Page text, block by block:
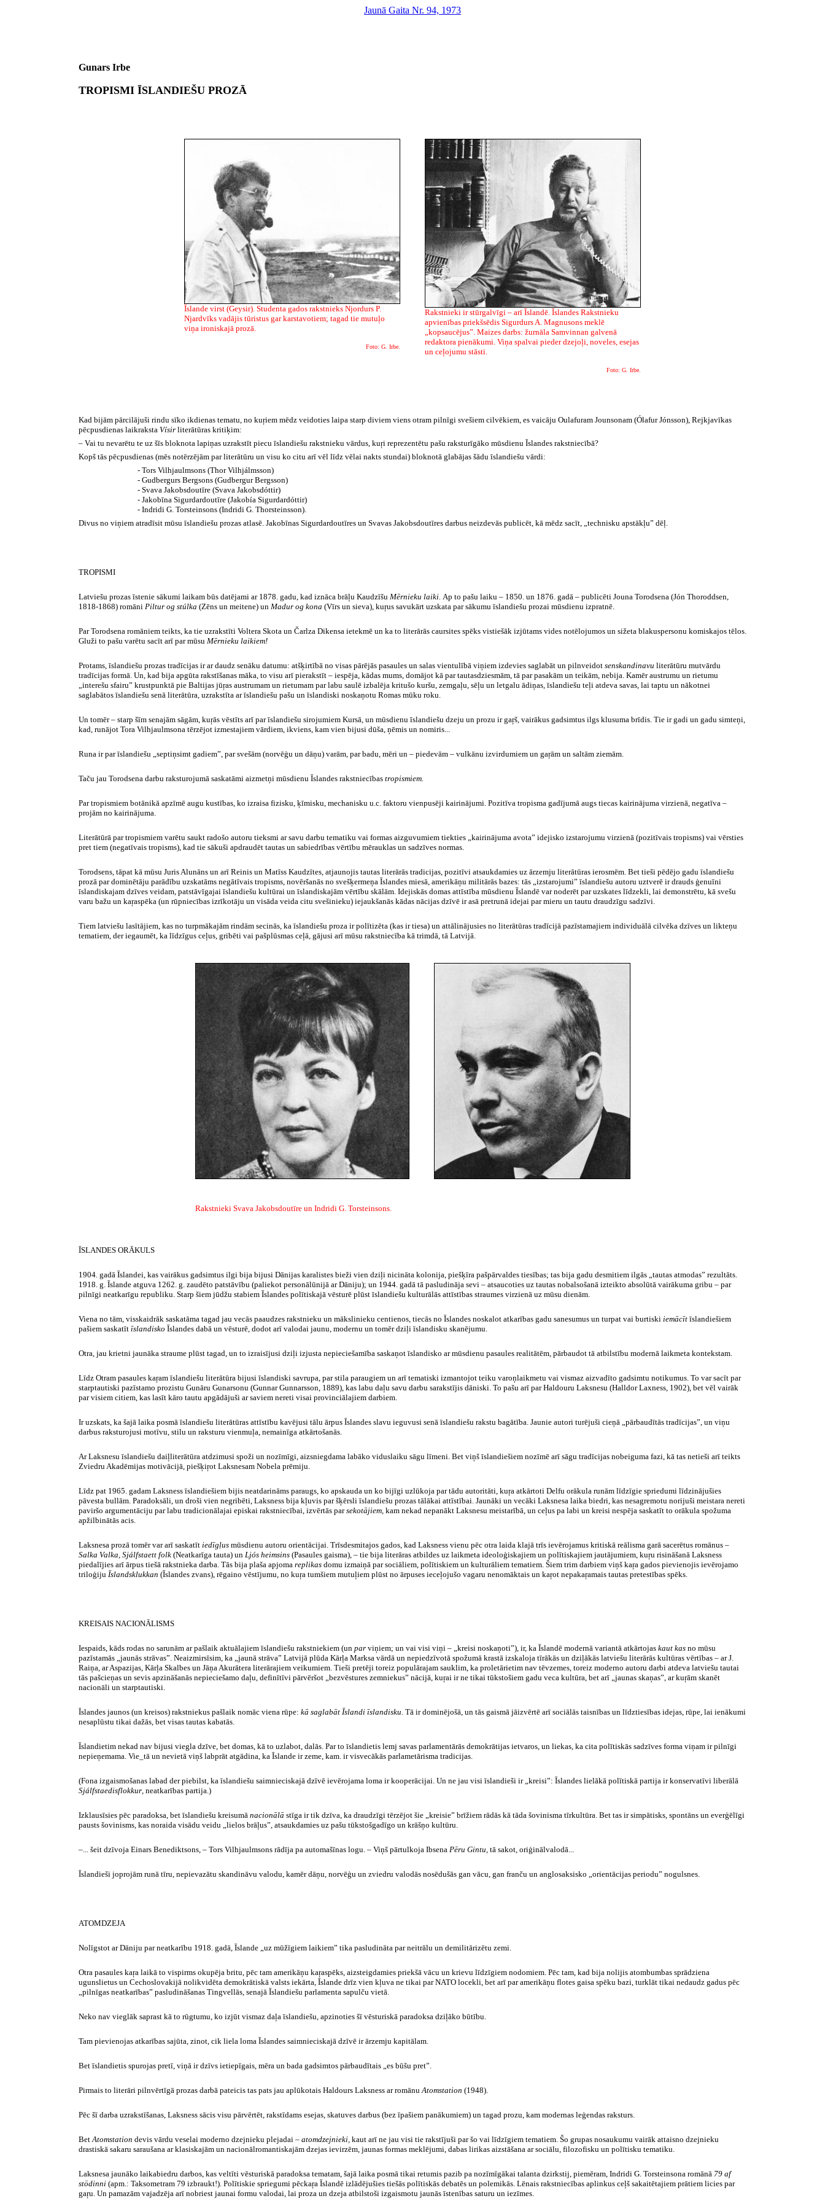
Jaunā Gaita Nr. 94, 1973
Gunars Irbe
TROPISMI ĪSLANDIEŠU PROZĀ
Īslande virst (Geysir). Studenta gados rakstnieks Njordurs P.
Njardvīks vadājis tūristus gar karstavotiem; tagad tie mutuļo
viņa ironiskajā prozā.
Foto: G. Irbe.
Rakstnieki ir stūrgalvīgi – arī Īslandē. Īslandes Rakstnieku
apvienības priekšsēdis Sigurdurs A. Magnusons meklē
„kopsaucējus”. Maizes darbs: žurnāla Samvinnan galvenā
redaktora pienākumi. Viņa spalvai pieder dzejoļi, noveles, esejas
un ceļojumu stāsti.
Foto: G. Irbe.
Kad bijām pārcilājuši rindu sīko ikdienas tematu, no kuŗiem mēdz veidoties laipa starp diviem viens otram pilnīgi svešiem cilvēkiem, es vaicāju Oulafuram Jounsonam (Ólafur Jónsson), Rejkjavīkas
pēcpusdienas laikraksta Vísir literātūras kritiķim:
– Vai tu nevarētu te uz šīs bloknota lapiņas uzrakstīt piecu īslandiešu rakstnieku vārdus, kuŗi reprezentētu pašu raksturīgāko mūsdienu Īslandes rakstniecībā?
Kopš tās pēcpusdienas (mēs notērzējām par literātūru un visu ko citu arī vēl līdz vēlai nakts stundai) bloknotā glabājas šādu īslandiešu vārdi:
- Tors Vilhjaulmsons (Thor Vilhjálmsson)
- Gudbergurs Bergsons (Gudbergur Bergsson)
- Svava Jakobsdoutīre (Svava Jakobsdóttir)
- Jakobīna Sigurdardoutīre (Jakobía Sigurdardóttir)
- Indridi G. Torsteinsons (Indridi G. Thorsteinsson).
Divus no viņiem atradīsit mūsu īslandiešu prozas atlasē. Jakobīnas Sigurdardoutīres un Svavas Jakobsdoutīres darbus neizdevās publicēt, kā mēdz sacīt, „technisku apstākļu” dēļ.
TROPISMI
Latviešu prozas īstenie sākumi laikam būs datējami ar 1878. gadu, kad iznāca brāļu Kaudzīšu Mērnieku laiki. Ap to pašu laiku – 1850. un 1876. gadā – publicēti Jouna Torodsena (Jón Thoroddsen,
1818-1868) romāni Piltur og stúlka (Zēns un meitene) un Madur og kona (Vīrs un sieva), kuŗus savukārt uzskata par sākumu īslandiešu prozai mūsdienu izpratnē.
Par Torodsena romāniem teikts, ka tie uzrakstīti Voltera Skota un Čarlza Dikensa ietekmē un ka to literārās caursites spēks vistiešāk izjūtams vides notēlojumos un sižeta blakuspersonu komiskajos tēlos.
Gluži to pašu varētu sacīt arī par mūsu Mērnieku laikiem!
Protams, īslandiešu prozas tradīcijas ir ar daudz senāku datumu: atšķirtībā no visas pārējās pasaules un salas vientulībā viņiem izdevies saglabāt un pilnveidot senskandinavu literātūru mutvārdu
tradīcijas formā. Un, kad bija apgūta rakstīšanas māka, to visu arī pierakstīt – iespēja, kādas mums, domājot kā par tautasdziesmām, tā par pasakām un teikām, nebija. Kamēr austrumu un rietumu
„interešu sfairu” krustpunktā pie Baltijas jūŗas austrumam un rietumam par labu saulē izbalēja kritušo kuršu, zemgaļu, sēļu un letgalu ādiņas, īslandiešu teļi atdeva savas, lai taptu un nākotnei
saglabātos īslandiešu senā literātūra, uzrakstīta ar īslandiešu pašu un īslandiski noskaņotu Romas mūku roku.
Un tomēr – starp šīm senajām sāgām, kuŗās vēstīts arī par īslandiešu sirojumiem Kursā, un mūsdienu īslandiešu dzeju un prozu ir gaŗš, vairākus gadsimtus ilgs klusuma brīdis. Tie ir gadi un gadu simteņi,
kad, runājot Tora Vilhjaulmsona tērzējot izmestajiem vārdiem, ikviens, kam vien bijusi dūša, ņēmis un nomiris...
Runa ir par īslandiešu „septiņsimt gadiem”, par svešām (norvēģu un dāņu) varām, par badu, mēri un – piedevām – vulkānu izvirdumiem un gaŗām un saltām ziemām.
Taču jau Torodsena darbu raksturojumā saskatāmi aizmetņi mūsdienu Īslandes rakstniecības tropismiem.
Par tropismiem botānikā apzīmē augu kustības, ko izraisa fizisku, ķīmisku, mechanisku u.c. faktoru vienpusēji kairinājumi. Pozitīva tropisma gadījumā augs tiecas kairinājuma virzienā, negatīva –
projām no kairinājuma.
Literātūrā par tropismiem varētu saukt radošo autoru tieksmi ar savu darbu tematiku vai formas aizguvumiem tiekties „kairinājuma avota” idejisko izstarojumu virzienā (pozitīvais tropisms) vai vērsties
pret tiem (negatīvais tropisms), kad tie sākuši apdraudēt tautas un sabiedrības vērtību mērauklas un sadzīves normas.
Torodsens, tāpat kā mūsu Juris Alunāns un arī Reinis un Matīss Kaudzītes, atjaunojis tautas literārās tradicijas, pozitīvi atsaukdamies uz ārzemju literātūras ierosmēm. Bet tieši pēdējo gadu īslandiešu
prozā par dominētāju parādību uzskatāms negātīvais tropisms, novēršanās no svešķermeņa Īslandes miesā, amerikāņu militārās bazes: tās „izstarojumi” īslandiešu autoru uztverē ir drauds ģenuīni
īslandiskajam dzīves veidam, patstāvīgajai īslandiešu kultūrai un īslandiskajām vērtību skālām. Idejiskās domas attīstība mūsdienu Īslandē var noderēt par uzskates līdzekli, lai demonstrētu, kā svešu
varu bažu un kaŗaspēka (un rūpniecības izrīkotāju un visāda veida citu svešinieku) iejaukšanās kādas nācijas dzīvē ir asā pretrunā idejai par mieru un tautu draudzīgu sadzīvi.
Tiem latviešu lasītājiem, kas no turpmākajām rindām secinās, ka īslandiešu proza ir polītizēta (kas ir tiesa) un attālinājusies no literātūras tradīcijā pazīstamajiem individuālā cilvēka dzīves un likteņu
tematiem, der iegaumēt, ka līdzīgus ceļus, gribēti vai pašplūsmas ceļā, gājusi arī mūsu rakstniecība kā trimdā, tā Latvijā.
Rakstnieki Svava Jakobsdoutīre un Indridi G. Torsteinsons.
ĪSLANDES ORĀKULS
1904. gadā Īslandei, kas vairākus gadsimtus ilgi bija bijusi Dānijas karalistes bieži vien dziļi nicināta kolonija, piešķīra pašpārvaldes tiesības; tas bija gadu desmitiem ilgās „tautas atmodas” rezultāts.
1918. g. Īslande atguva 1262. g. zaudēto patstāvību (paliekot personālūnijā ar Dāniju); un 1944. gadā tā pasludināja sevi – atsaucoties uz tautas nobalsošanā izteikto absolūtā vairākuma gribu – par
pilnīgi neatkarīgu republiku. Starp šiem jūdžu stabiem Īslandes polītiskajā vēsturē plūst īslandiešu kulturālās attīstības straumes virzienā uz mūsu dienām.
Viena no tām, visskaidrāk saskatāma tagad jau vecās paaudzes rakstnieku un mākslinieku centienos, tiecās no Īslandes noskalot atkarības gadu sanesumus un turpat vai burtiski iemācītīslandiešiem
pašiem saskatīt īslandisko Īslandes dabā un vēsturē, dodot arī valodai jaunu, modernu un tomēr dziļi īslandisku skanējumu.
Otra, jau krietni jaunāka straume plūst tagad, un to izraisījusi dziļi izjusta nepieciešamība saskaņot īslandisko ar mūsdienu pasaules realitātēm, pārbaudot tā atbilstību modernā laikmeta kontekstam.
Līdz Otram pasaules kaŗam īslandiešu literātūra bijusi īslandiski savrupa, par stila paraugiem un arī tematiski izmantojot teiku varoņlaikmetu vai vismaz aizvadīto gadsimtu notikumus. To var sacīt par
starptautiski pazīstamo prozistu Gunāru Gunarsonu (Gunnar Gunnarsson, 1889), kas labu daļu savu darbu sarakstījis dāniski. To pašu arī par Haldouru Laksnesu (Halldor Laxness, 1902), bet vēl vairāk
par visiem citiem, kas lasīt kāro tautu apgādājuši ar saviem nereti visai provinciālajiem darbiem.
Ir uzskats, ka šajā laika posmā īslandiešu literātūras attīstību kavējusi tālu ārpus Īslandes slavu ieguvusi senā īslandiešu rakstu bagātība. Jaunie autori turējuši cieņā „pārbaudītās tradīcijas”, un viņu
darbus raksturojusi motīvu, stilu un raksturu vienmuļa, nemainīga atkārtošanās.
Ar Laksnesu īslandiešu daiļliterātūra atdzimusi spoži un nozīmīgi, aizsniegdama labāko viduslaiku sāgu līmeni. Bet viņš īslandiešiem nozīmē arī sāgu tradīcijas nobeiguma fazi, kā tas netieši arī teikts
Zviedru Akadēmijas motivācijā, piešķiŗot Laksnesam Nobela prēmiju.
Līdz pat 1965. gadam Laksness īslandiešiem bijis neatdarināms paraugs, ko apskauda un ko bijīgi uzlūkoja par tādu autoritāti, kuŗa atkārtoti Delfu orākula runām līdzīgie spriedumi līdzinājušies
pāvesta bullām. Paradoksāli, un droši vien negribēti, Laksness bija kļuvis par šķērsli īslandiešu prozas tālākai attīstībai. Jaunāki un vecāki Laksnesa laika biedri, kas nesagremotu norijuši meistara nereti
paviršo argumentāciju par labu tradicionālajai episkai rakstniecībai, izvērtās parsekotājiem, kam nekad nepanākt Laksnesu meistarībā, un ceļus pa labi un kreisi nespēja saskatīt to orākula spožuma
apžilbinātās acis.
Laksnesa prozā tomēr var arī saskatīt iedīgļus mūsdienu autoru orientācijai. Trīsdesmitajos gados, kad Laksness vienu pēc otra laida klajā trīs ievērojamus kritiskā reālisma garā sacerētus romānus –
Salka Valka, Sjálfstaett folk (Neatkarīga tauta) un Ljós heimsins (Pasaules gaisma), – tie bija literāras atbildes uz laikmeta ideoloģiskajiem un polītiskajiem jautājumiem, kuŗu risināšanā Laksness
piedalījies arī ārpus tiešā rakstnieka darba. Tās bija plaša apjoma replikas domu izmaiņā par sociāliem, polītiskiem un kulturāliem tematiem. Šiem trim darbiem viņš kaŗa gados pievienojis ievērojamo
triloģiju Īslandsklukkan (Īslandes zvans), rēgaino vēstījumu, no kuŗa tumšiem mutuļiem plūst no ārpuses ieceļojušo vagaru nenomāktais un kaŗot nepakaŗamais tautas pretestības spēks.
KREISAIS NACIONĀLISMS
Iespaids, kāds rodas no sarunām ar pašlaik aktuālajiem īslandiešu rakstniekiem (un par viņiem; un vai visi viņi – „kreisi noskaņoti”), ir, ka Īslandē modernā variantā atkārtojas kaut kas no mūsu
pazīstamās „jaunās strāvas”. Neaizmirsīsim, ka „jaunā strāva” Latvijā plūda Kārļa Marksa vārdā un nepiedzīvotā spožumā krastā izskaloja tīrākās un dziļākās latviešu literārās kultūras vērtības – ar J.
Raiņa, ar Aspazijas, Kārļa Skalbes un Jāņa Akurātera literārajiem veikumiem. Tieši pretēji toreiz populārajam sauklim, ka proletārietim nav tēvzemes, toreiz moderno autoru darbi atdeva latviešu tautai
tās pašcieņas un sevis apzināšanās nepieciešamo daļu, definītīvi pārvēršot „bezvēstures zemniekus” nācijā, kuŗai ir ne tikai tūkstošiem gadu veca kultūra, bet arī „jaunas skaņas”, ar kuŗām skanēt
nacionāli un starptautiski.
Īslandes jaunos (un kreisos) rakstniekus pašlaik nomāc viena rūpe: kā saglabāt Īslandi īslandisku. Tā ir dominējošā, un tās gaismā jāizvērtē arī sociālās taisnības un līdztiesības idejas, rūpe, lai ienākumi
nesaplūstu tikai dažās, bet visas tautas kabatās.
Īslandietim nekad nav bijusi viegla dzīve, bet domas, kā to uzlabot, dalās. Par to īslandietis lemj savas parlamentārās demokrātijas ietvaros, un liekas, ka cita polītiskās sadzīves forma viņam ir pilnīgi
nepieņemama. Vie_tā un nevietā viņš labprāt atgādina, ka Īslande ir zeme, kam. ir visvecākās parlametārisma tradicijas.
(Fona izgaismošanas labad der piebilst, ka īslandiešu saimnieciskajā dzīvē ievērojama loma ir kooperācijai. Un ne jau visi īslandieši ir „kreisi”: Īslandes lielākā polītiskā partija ir konservatīvi liberālā
Sjálfstaedisflokkur, neatkarības partija.)
Izklausīsies pēc paradoksa, bet īslandiešu kreisumā nacionālā stīga ir tik dzīva, ka draudzīgi tērzējot šie „kreisie” brīžiem rādās kā tāda šovinisma tīrkultūra. Bet tas ir simpātisks, spontāns un everģēlīgi
pausts šovinisms, kas noraida visādu veidu „lielos brāļus”, atsaukdamies uz pašu tūkstošgadīgo un krāšņo kultūru.
–... šeit dzīvoja Einars Benediktsons, – Tors Vilhjaulmsons rādīja pa automašīnas logu. – Viņš pārtulkoja Ibsena Pēru Gintu, tā sakot, oriģinālvalodā...
Īslandieši joprojām runā tīru, nepievazātu skandināvu valodu, kamēr dāņu, norvēģu un zviedru valodās nosēdušās gan vācu, gan franču un anglosaksisko „orientācijas periodu” nogulsnes.
ATOMDZEJA
Nolīgstot ar Dāniju par neatkarību 1918. gadā, Īslande „uz mūžīgiem laikiem” tika pasludināta par neitrālu un demilitārizētu zemi.
Otra pasaules kaŗa laikā to vispirms okupēja britu, pēc tam amerikāņu kaŗaspēks, aizsteigdamies priekšā vācu un krievu līdzīgiem nodomiem. Pēc tam, kad bija nolijis atombumbas sprādziena
ugunslietus un Cechoslovakijā nolikvidēta demokrātiskā valsts iekārta, Īslande drīz vien kļuva ne tikai par NATO locekli, bet arī par amerikāņu flotes gaisa spēku bazi, turklāt tikai nedaudz gadus pēc
„pilnīgas neatkarības” pasludināšanas Tingvellās, senajā Īslandiešu parlamenta sapulču vietā.
Neko nav vieglāk saprast kā to rūgtumu, ko izjūt vismaz daļa īslandiešu, apzinoties šī vēsturiskā paradoksa dziļāko būtību.
Tam pievienojas atkarības sajūta, zinot, cik liela loma Īslandes saimnieciskajā dzīvē ir ārzemju kapitālam.
Bet īslandietis spurojas pretī, viņā ir dzīvs ietiepīgais, mēra un bada gadsimtos pārbaudītais „es būšu pret”.
Pirmais to literāri pilnvērtīgā prozas darbā pateicis tas pats jau aplūkotais Haldours Laksness ar romānuAtomstation (1948).
Pēc šī darba uzrakstīšanas, Laksness sācis visu pārvērtēt, rakstīdams esejas, skatuves darbus (bez īpašiem panākumiem) un tagad prozu, kam modernas leģendas raksturs.
BetAtomstation devis vārdu veselai moderno dzejnieku plejadai – atomdzejnieki, kaut arī ne jau visi tie rakstījuši par šo vai līdzīgiem tematiem. Šo grupas nosaukumu vairāk attaisno dzejnieku
drastiskā sakaru saraušana ar klasiskajām un nacionālromantiskajām dzejas ievirzēm, jaunas formas meklējumi, dabas lirikas aizstāšana ar sociālu, filozofisku un polītisku tematiku.
Laksnesa jaunāko laikabiedru darbos, kas veltīti vēsturiskā paradoksa tematam, šajā laika posmā tikai retumis pazib pa nozīmīgākai talanta dzirkstij, piemēram, Indridi G. Torsteinsona romānā 79 af
stödinni (apm.: Taksometram 79 izbraukt!). Polītiskie spriegumi pēckaŗa Īslandē izlādējušies tiešās polītiskās debatēs un polemikās. Lēnais rakstniecības aplinkus ceļš sakaitētajiem prātiem licies par
gaŗu. Un pamazām vajadzēja arī nobriest jaunai formu valodai, lai proza un dzeja atbilstoši izgaismotu jaunās īstenības saturu un iezīmes.